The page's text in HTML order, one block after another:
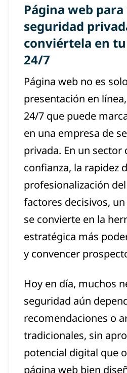
Página web
seguridad
conviértela en
24/7
Página web no es
presentación en
24/7 que puede
en una empresa de
privada. En un sector
confianza, la rapidez
profesionalización
factores decisivos,
se convierte en la
estratégica más
y convencer
Hoy en día, muchos
seguridad aún
recomendaciones o
tradicionales, sin
potencial digital que
página web bien